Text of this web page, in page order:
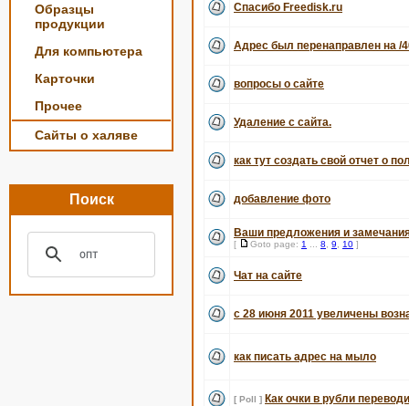
Образцы
продукции
Для компьютера
Карточки
Прочее
Сайты о халяве
Поиск
Спасибо Freedisk.ru
Адрес был перенаправлен на /
вопросы о сайте
Удаление с сайта.
как тут создать свой отчет о
добавление фото
Ваши предложения и
[ Goto page: 1 8 9 10 ]
Чат на сайте
с 28 июня 2011 увеличены
как писать адрес на мыло
[ Poll ] Как очки в рубли